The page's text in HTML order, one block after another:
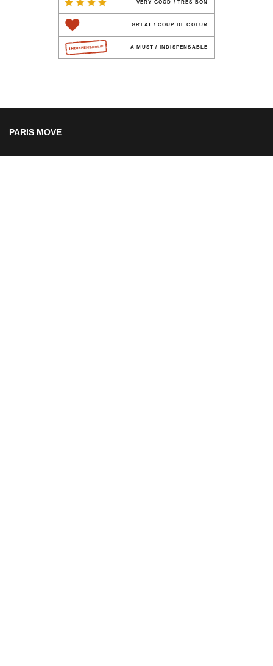
VERY GOOD / TRES BON
GREAT / COUP DE COEUR
A MUST / INDISPENSABLE
PARIS MOVE